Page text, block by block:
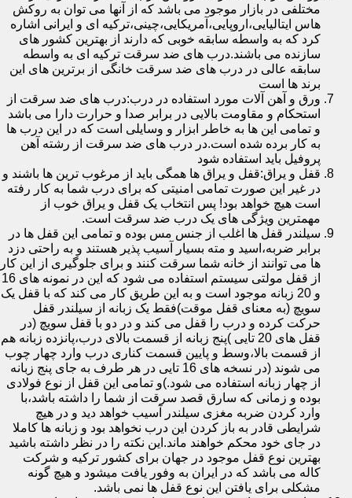
مختلفی در بازار موجود می باشد که از آنها می توان به روکش
هاس ایتالیایی،اروپایی،آمریکایی،چینی،ترکیه ای و ایرانی اشاره
کرد که به واسطه سابقه خوبی که دارند از بهترین کشور های
سازنده می باشند.درب های ضد سرقت ترکیه ای به واسطه
سابقه عالی در درب های ضد سرقت خانگی از برترین های این
برند ها است
ورق و آهن آلات مورد استفاده در درب:درب های ضد سرقت از
استحکام و مقاومت بالایی در برابر صدا و حرارت دارا می باشد
و تمامی این ها به خاطر ابزار و وسایلی است که در این درب ها
به کار برده شده است.در درب های ضد سرقت از رشته آهن
پروفیل باید استفاده شود
قفل و یراق:قفل و یراق ها همگی باید از مرغوب ترین ها باشند و
در غیر این صورت تمامی امنیتی که برای درب شما به کار رفته
است هیچ خواهد بود! پس انتخاب یک قفل و یراق خوب از
مهمترین ویژگی های یک درب ضد سرقت است.
سیلندر قفل ها اغلب از جنس مس بوده و تمامی این قفل ها در
برابر ضربه،اسید و مته بسیار آسیب پذیر هستند و به راحتی دزد
ها می توانند از خانه شما سرقت کنند و برای جلوگیری از این کار
از قفل مولتی سیستم استفاده می شود که این در نمونه های 16
و 20 زبانه موجود است و به این طریق کار می کند که با قفل یک
سویچ (به معنای قفل موقت)فقط یک زبانه از سیلندر قفل
حرکت کرده و درب را قفل می کند و در دو با قفل سویچ (در
قفل های 20 تایی )پنج زبانه از قسمت بالای درب،پانزده زبانه هم
از قسمت بالا،وسط و پایین قسمت کناری درب وارد چهار چوب
می شوند (در نسخه های 16 تایی در هر طرف به جای پنج زبانه
از چهار زبانه استفاده می شود.)و تمامی این قفل از نوع فولادی
بوده و زمانی که سارق قصد سرقت از شما را داشته باشد،با
وارد کردن ضربه مغزی سیلندر آسیب خواهد دید و در هیچ
شرایطی قادر به باز کردن این درب نخواهد بود و زبانه ها کاملا
در جای خود محکم خواهند ماند.این نکته را در نظر داشته باشید
بهترین نوع قفل موجود در جهان برای کشور ترکیه و شرکت
کاله می باشد که در ایران به وفور یافت میشود و هیچ گونه
مشکلی برای یافتن این نوع قفل ها نمی باشد.